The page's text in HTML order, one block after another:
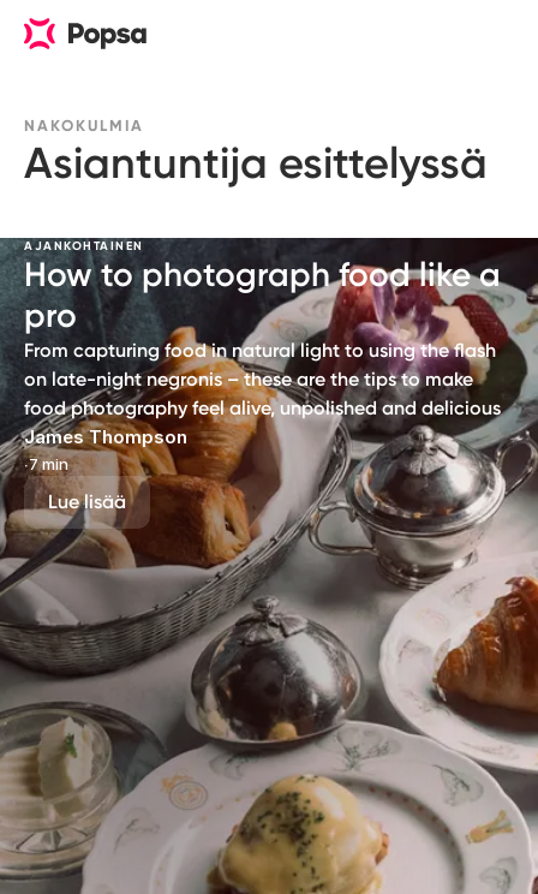
NAKOKULMIA
Asiantuntija esittelyssä
AJANKOHTAINEN
How to photograph food like a
pro
From capturing food in natural light to using the flash
on late-night negronis – these are the tips to make
food photography feel alive, unpolished and delicious
James Thompson
∙7 min
Lue lisää